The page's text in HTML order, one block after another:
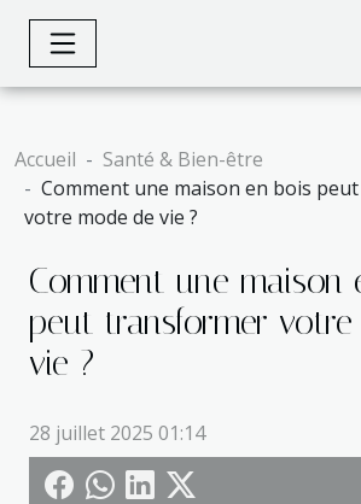
Accueil
Santé & Bien-être
Comment une maison en bois
votre mode de vie ?
Comment une maison
peut transformer
vie ?
28 juillet 2025 01:14